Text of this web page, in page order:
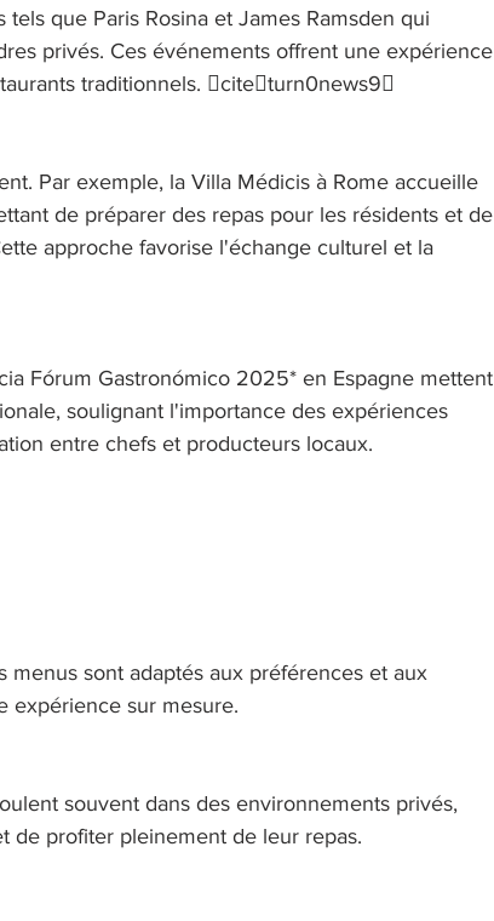
que Paris Rosina et James Ramsden qui
privés. Ces événements offrent une expérience
traditionnels. citeturn0news9
Par exemple, la Villa Médicis à Rome accueille
de préparer des repas pour les résidents et de
approche favorise l'échange culturel et la
Fórum Gastronómico 2025* en Espagne mettent
soulignant l'importance des expériences
entre chefs et producteurs locaux.
menus sont adaptés aux préférences et aux
expérience sur mesure.
souvent dans des environnements privés,
de profiter pleinement de leur repas.